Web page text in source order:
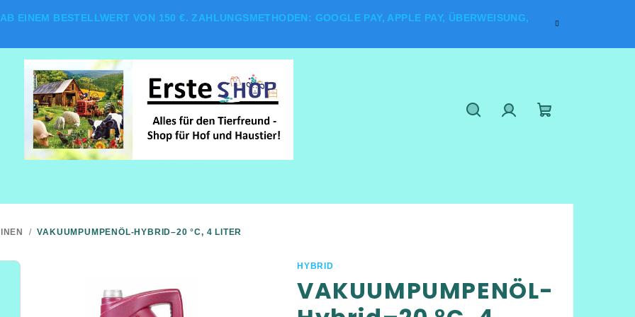
EINEM BESTELLWERT VON 150 €. ZAHLUNGSMETHODEN: GOOGLE PAY, APPLE PAY, ÜBERWEISUNG,
/ VAKUUMPUMPENÖL-HYBRID–20 °C, 4 LITER
HYBRID
VAKUUMPUMPENÖL-